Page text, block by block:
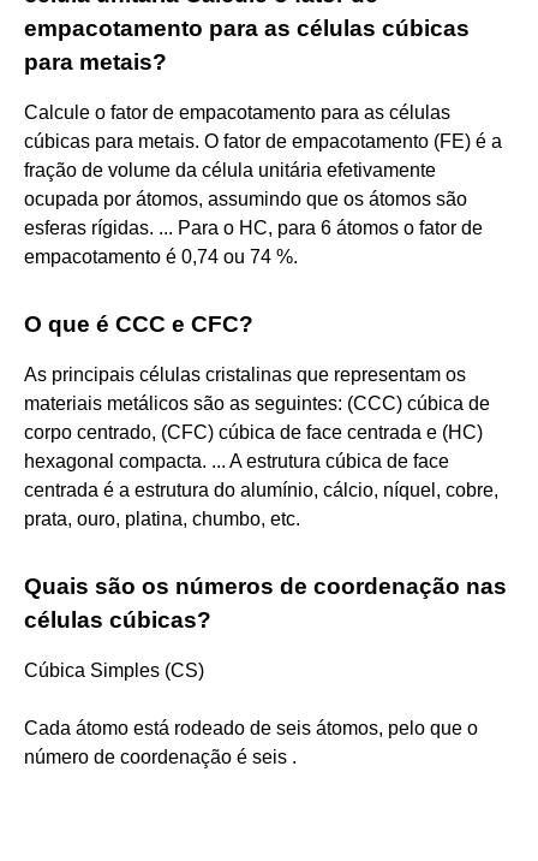
empacotamento para as células cúbicas
para metais?
Calcule o fator de empacotamento para as células
cúbicas para metais. O fator de empacotamento (FE) é a
fração de volume da célula unitária efetivamente
ocupada por átomos, assumindo que os átomos são
esferas rígidas. ... Para o HC, para 6 átomos o fator de
empacotamento é 0,74 ou 74 %.
O que é CCC e CFC?
As principais células cristalinas que representam os
materiais metálicos são as seguintes: (CCC) cúbica de
corpo centrado, (CFC) cúbica de face centrada e (HC)
hexagonal compacta. ... A estrutura cúbica de face
centrada é a estrutura do alumínio, cálcio, níquel, cobre,
prata, ouro, platina, chumbo, etc.
Quais são os números de coordenação nas
células cúbicas?
Cúbica Simples (CS)
Cada átomo está rodeado de seis átomos, pelo que o
número de coordenação é seis .